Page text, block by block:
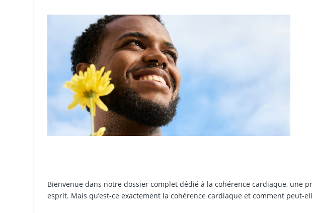
Bienvenue dans notre dossier complet dédié à la cohérence cardiaque, une
esprit. Mais qu’est-ce exactement la cohérence cardiaque et comment peut-